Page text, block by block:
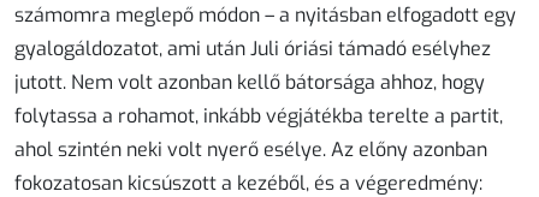
számomra meglepő módon – a nyitásban elfogadott egy
gyalogáldozatot, ami után Juli óriási támadó esélyhez
jutott. Nem volt azonban kellő bátorsága ahhoz, hogy
folytassa a rohamot, inkább végjátékba terelte a partit,
ahol szintén neki volt nyerő esélye. Az előny azonban
fokozatosan kicsúszott a kezéből, és a végeredmény: